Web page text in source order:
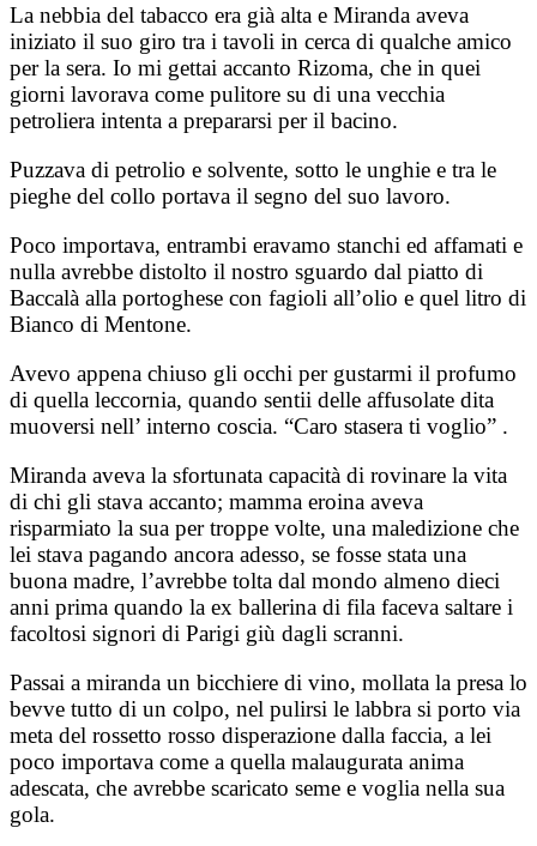
La nebbia del tabacco era già alta e Miranda aveva
iniziato il suo giro tra i tavoli in cerca di qualche amico
per la sera. Io mi gettai accanto Rizoma, che in quei
giorni lavorava come pulitore su di una vecchia
petroliera intenta a prepararsi per il bacino.
Puzzava di petrolio e solvente, sotto le unghie e tra le
pieghe del collo portava il segno del suo lavoro.
Poco importava, entrambi eravamo stanchi ed affamati e
nulla avrebbe distolto il nostro sguardo dal piatto di
Baccalà alla portoghese con fagioli all’olio e quel litro di
Bianco di Mentone.
Avevo appena chiuso gli occhi per gustarmi il profumo
di quella leccornia, quando sentii delle affusolate dita
muoversi nell’ interno coscia. “Caro stasera ti voglio” .
Miranda aveva la sfortunata capacità di rovinare la vita
di chi gli stava accanto; mamma eroina aveva
risparmiato la sua per troppe volte, una maledizione che
lei stava pagando ancora adesso, se fosse stata una
buona madre, l’avrebbe tolta dal mondo almeno dieci
anni prima quando la ex ballerina di fila faceva saltare i
facoltosi signori di Parigi giù dagli scranni.
Passai a miranda un bicchiere di vino, mollata la presa lo
bevve tutto di un colpo, nel pulirsi le labbra si porto via
meta del rossetto rosso disperazione dalla faccia, a lei
poco importava come a quella malaugurata anima
adescata, che avrebbe scaricato seme e voglia nella sua
gola.